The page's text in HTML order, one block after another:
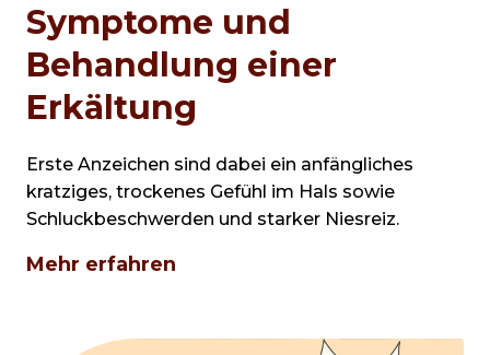
Symptome und
Behandlung einer
Erkältung
Erste Anzeichen sind dabei ein anfängliches
kratziges, trockenes Gefühl im Hals sowie
Schluckbeschwerden und starker Niesreiz.
Mehr erfahren